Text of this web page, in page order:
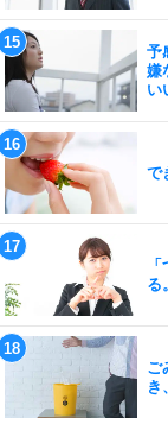
予
嫌
い
で
る。
ご
き